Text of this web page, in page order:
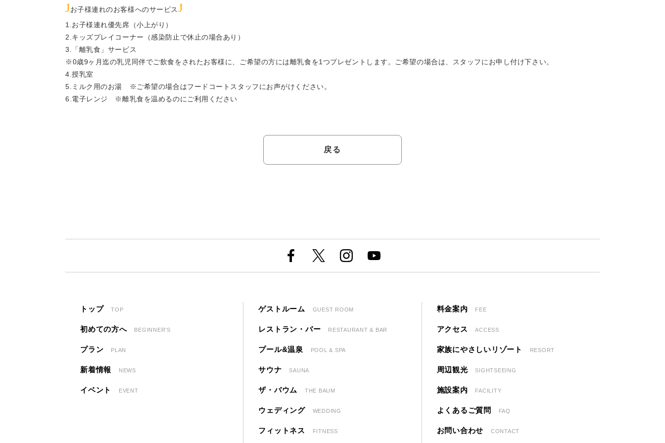
Jお子様連れのお客様へのサービスJ
1.お子様連れ優先席（小上がり）
2.キッズプレイコーナー（感染防止で休止の場合あり）
3.「離乳食」サービス
※0歳9ヶ月迄の乳児同伴でご飲食をされたお客様に、ご希望の方には離乳食を1つプレゼントします。ご希望の場合は、スタッフにお申し付け下さい。
4.授乳室
5.ミルク用のお湯 ※ご希望の場合はフードコートスタッフにお声がけください。
6.電子レンジ ※離乳食を温めるのにご利用ください
戻る
トップ TOP
初めての方へ BEGINNER’S
プラン PLAN
新着情報 NEWS
イベント EVENT
ゲストルーム GUEST ROOM
レストラン・バー RESTAURANT & BAR
プール&温泉 POOL & SPA
サウナ SAUNA
ザ・バウム THE BAUM
ウェディング WEDDING
フィットネス FITNESS
料金案内 FEE
アクセス ACCESS
家族にやさしいリゾート RESORT
周辺観光 SIGHTSEEING
施設案内 FACILITY
よくあるご質問 FAQ
お問い合わせ CONTACT